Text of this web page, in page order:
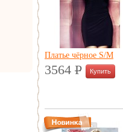
Платье чёрное S/M
3564 P
УБ.